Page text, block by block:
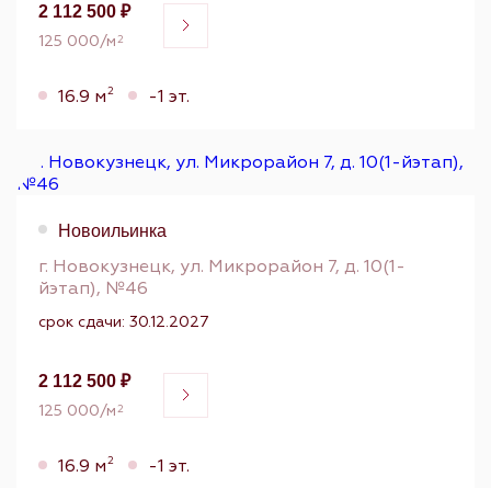
2 112 500 ₽
125 000/м2
16.9 м2 -1 эт.
Новоильинка
г. Новокузнецк, ул. Микрорайон 7, д. 10(1-
йэтап), №46
срок сдачи: 30.12.2027
2 112 500 ₽
125 000/м2
16.9 м2 -1 эт.